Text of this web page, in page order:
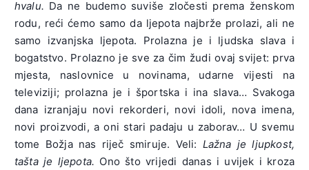
hvalu. Da ne budemo suviše zločesti prema ženskom
rodu, reći ćemo samo da ljepota najbrže prolazi, ali ne
samo izvanjska ljepota. Prolazna je i ljudska slava i
bogatstvo. Prolazno je sve za čim žudi ovaj svijet: prva
mjesta, naslovnice u novinama, udarne vijesti na
televiziji; prolazna je i športska i ina slava… Svakoga
dana izranjaju novi rekorderi, novi idoli, nova imena,
novi proizvodi, a oni stari padaju u zaborav… U svemu
tome Božja nas riječ smiruje. Veli: Lažna je ljupkost,
tašta je ljepota. Ono što vrijedi danas i uvijek i kroza